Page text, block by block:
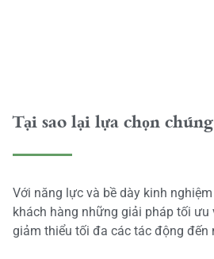
Tại sao lại lựa chọn
Với năng lực và bề dày kinh
khách hàng những giải pháp tối ưu
giảm thiểu tối đa các tác động đến